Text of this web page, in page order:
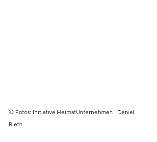
© Fotos: Initiative HeimatUnternehmen | Daniel
Rieth